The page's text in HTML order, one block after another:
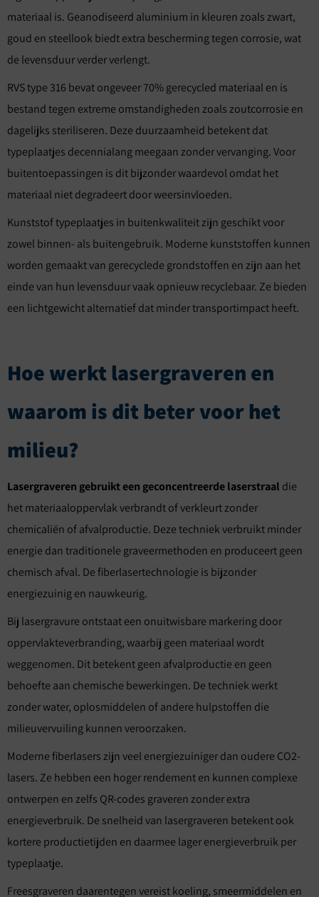
materiaal is. Geanodiseerd aluminium in kleuren zoals zwart,
goud en steellook biedt extra bescherming tegen corrosie, wat
de levensduur verder verlengt.
RVS type 316 bevat ongeveer 70% gerecycled materiaal en is
bestand tegen extreme omstandigheden zoals zoutcorrosie en
dagelijks steriliseren. Deze duurzaamheid betekent dat
typeplaatjes decennialang meegaan zonder vervanging. Voor
buitentoepassingen is dit bijzonder waardevol omdat het
materiaal niet degradeert door weersinvloeden.
Kunststof typeplaatjes in buitenkwaliteit zijn geschikt voor
zowel binnen- als buitengebruik. Moderne kunststoffen kunnen
worden gemaakt van gerecyclede grondstoffen en zijn aan het
einde van hun levensduur vaak opnieuw recyclebaar. Ze bieden
een lichtgewicht alternatief dat minder transportimpact heeft.
Hoe werkt lasergraveren en
waarom is dit beter voor het
milieu?
Lasergraveren gebruikt een geconcentreerde laserstraal die
het materiaaloppervlak verbrandt of verkleurt zonder
chemicaliën of afvalproductie. Deze techniek verbruikt minder
energie dan traditionele graveermethoden en produceert geen
chemisch afval. De fiberlasertechnologie is bijzonder
energiezuinig en nauwkeurig.
Bij lasergravure ontstaat een onuitwisbare markering door
oppervlakteverbranding, waarbij geen materiaal wordt
weggenomen. Dit betekent geen afvalproductie en geen
behoefte aan chemische bewerkingen. De techniek werkt
zonder water, oplosmiddelen of andere hulpstoffen die
milieuvervuiling kunnen veroorzaken.
Moderne fiberlasers zijn veel energiezuiniger dan oudere CO2-
lasers. Ze hebben een hoger rendement en kunnen complexe
ontwerpen en zelfs QR-codes graveren zonder extra
energieverbruik. De snelheid van lasergraveren betekent ook
kortere productietijden en daarmee lager energieverbruik per
typeplaatje.
Freesgraveren daarentegen vereist koeling, smeermiddelen en